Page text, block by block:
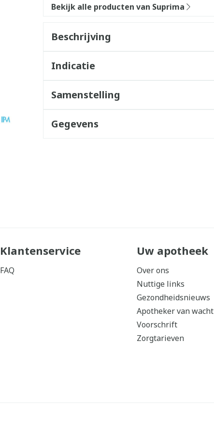
Bekijk alle producten van Suprima
Beschrijving
Indicatie
Samenstelling
Gegevens
Klantenservice
FAQ
Uw apotheek
Over ons
Nuttige links
Gezondheidsnieuws
Apotheker van wacht
Voorschrift
Zorgtarieven